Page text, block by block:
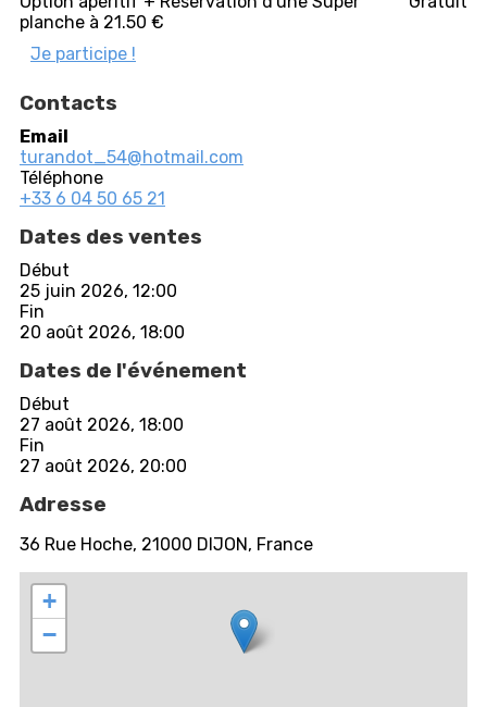
planche à 21.50 €
Je participe !
Contacts
Email
turandot_54@hotmail.com
Téléphone
+33 6 04 50 65 21
Dates des ventes
Début
25 juin 2026, 12:00
Fin
20 août 2026, 18:00
Dates de l'événement
Début
27 août 2026, 18:00
Fin
27 août 2026, 20:00
Adresse
36 Rue Hoche, 21000 DIJON, France
+
−